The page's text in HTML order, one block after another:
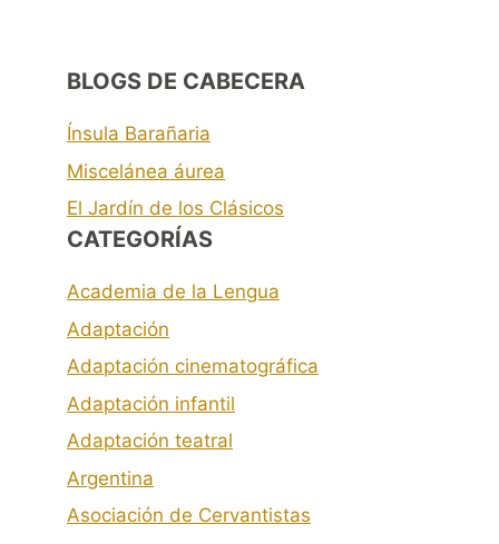
BLOGS DE CABECERA
Ínsula Barañaria
Miscelánea áurea
El Jardín de los Clásicos
CATEGORÍAS
Academia de la Lengua
Adaptación
Adaptación cinematográfica
Adaptación infantil
Adaptación teatral
Argentina
Asociación de Cervantistas